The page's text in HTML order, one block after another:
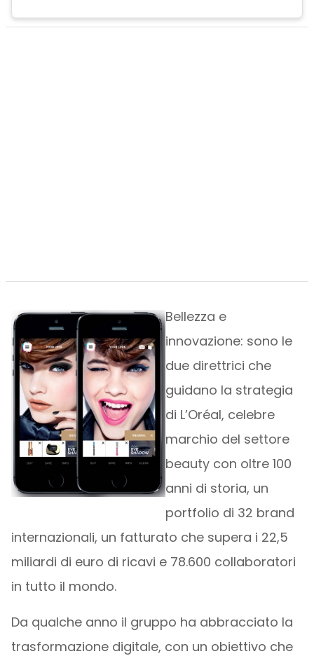
Bellezza e
innovazione: sono le
due direttrici che
guidano la strategia
di L’Oréal, celebre
marchio del settore
beauty con oltre 100
anni di storia, un
portfolio di 32 brand
internazionali, un fatturato che supera i 22,5
miliardi di euro di ricavi e 78.600 collaboratori
in tutto il mondo.
Da qualche anno il gruppo ha abbracciato la
trasformazione digitale, con un obiettivo che